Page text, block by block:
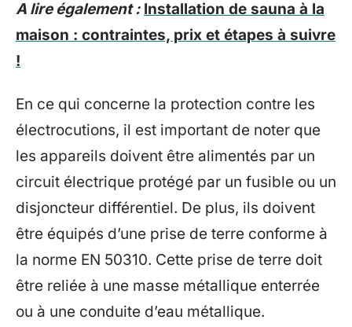
A lire également : Installation de sauna à la
maison : contraintes, prix et étapes à suivre
!
En ce qui concerne la protection contre les
électrocutions, il est important de noter que
les appareils doivent être alimentés par un
circuit électrique protégé par un fusible ou un
disjoncteur différentiel. De plus, ils doivent
être équipés d’une prise de terre conforme à
la norme EN 50310. Cette prise de terre doit
être reliée à une masse métallique enterrée
ou à une conduite d’eau métallique.